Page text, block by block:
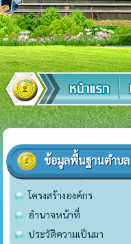
ข้อมูลพื้นฐานตำบล
โครงสร้างองค์กร
อำนาจหน้าที่
ประวัติความเป็นมา